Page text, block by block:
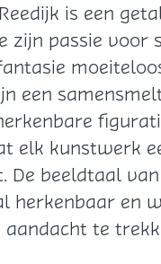
is een
zijn passie voor
een
elk kunstwerk
De beeldtaal van
herkenbaar en
aandacht te